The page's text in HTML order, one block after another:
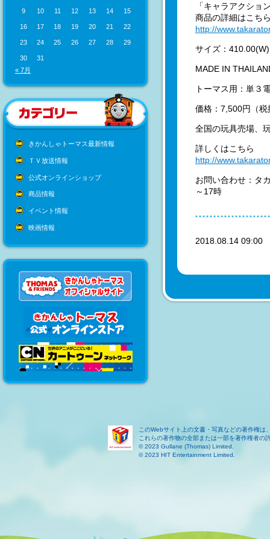
9 10 11 12 13 14 15
16 17 18 19 20 21 22
23 24 25 26 27 28 29
30
31
« 7月
きかんしゃトーマス最新情報
ＴＶ放送情報
公式オンラインショップ
商品情報
イベント情報
映画情報
「キャラアクショ
商品の詳細はこち
http://
サイズ：
MADE IN
トーマス用：単３
価格：7,500円（税
全国の玩具売場、
詳しくはこちら
http://
お問い合わせ：タ
～17時
2018.08.14
このWebサイト上の文書・写真などの著作権は
これらの著作物の全部または一部を著作権者の
© 2023 Gullane (Thomas) Limited.
© 2023 HIT Entertainment Limited.